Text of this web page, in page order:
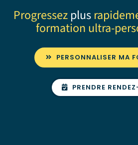
Progressez plus
formation ultra-
PERSONNALISER MA
PRENDRE